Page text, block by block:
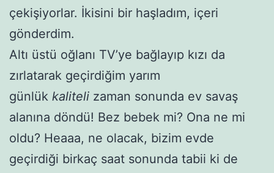
çekişiyorlar. İkisini bir haşladım, içeri
gönderdim.
Altı üstü oğlanı TV’ye bağlayıp kızı da
zırlatarak geçirdiğim yarım
günlük kaliteli zaman sonunda ev savaş
alanına döndü! Bez bebek mi? Ona ne mi
oldu? Heaaa, ne olacak, bizim evde
geçirdiği birkaç saat sonunda tabii ki de